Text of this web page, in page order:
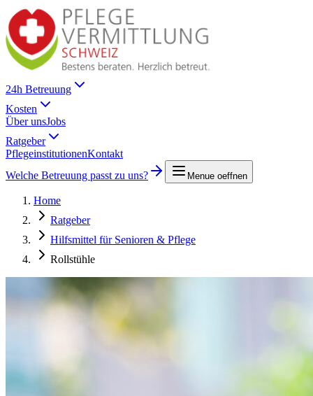
24h Betreuung
Kosten
Über unsJobs
Ratgeber
PflegeinstitutionenKontakt
Welche Betreuung passt zu uns?
Menue oeffnen
Home
Ratgeber
Hilfsmittel für Senioren & Pflege
Rollstühle